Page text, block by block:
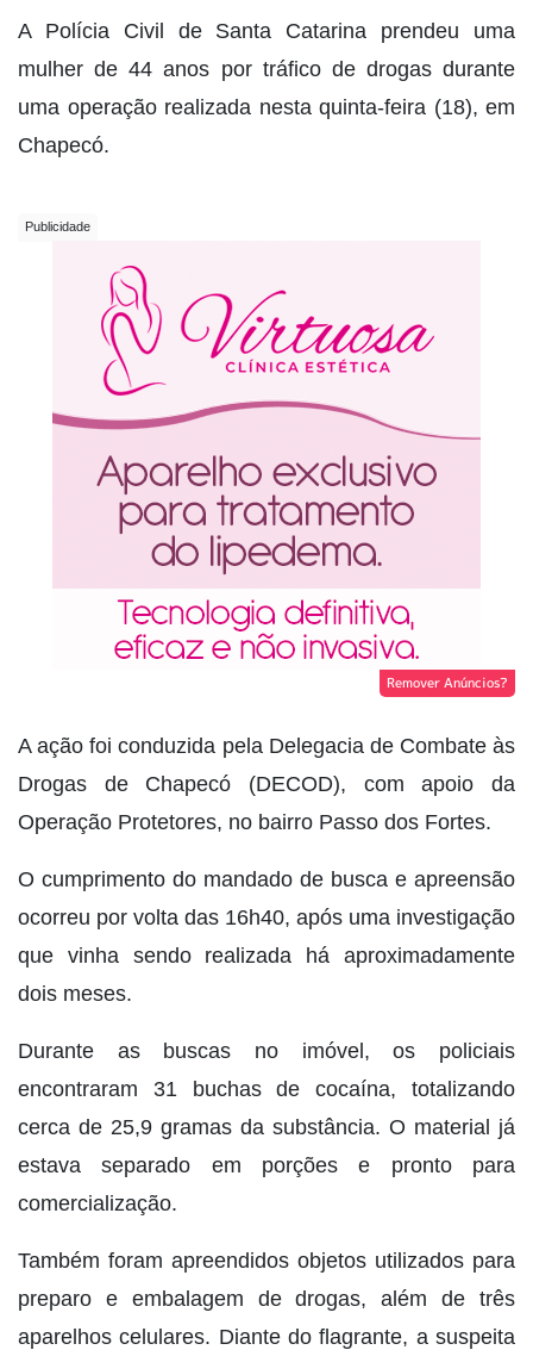
A Polícia Civil de Santa Catarina prendeu uma
mulher de 44 anos por tráfico de drogas durante
uma operação realizada nesta quinta-feira (18), em
Chapecó.
Remover Anúncios?
A ação foi conduzida pela Delegacia de Combate às
Drogas de Chapecó (DECOD), com apoio da
Operação Protetores, no bairro Passo dos Fortes.
O cumprimento do mandado de busca e apreensão
ocorreu por volta das 16h40, após uma investigação
que vinha sendo realizada há aproximadamente
dois meses.
Durante as buscas no imóvel, os policiais
encontraram 31 buchas de cocaína, totalizando
cerca de 25,9 gramas da substância. O material já
estava separado em porções e pronto para
comercialização.
Também foram apreendidos objetos utilizados para
preparo e embalagem de drogas, além de três
aparelhos celulares. Diante do flagrante, a suspeita